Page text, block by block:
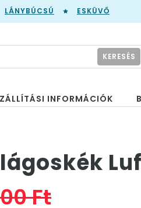
LÁNYBÚCSÚ ESKÜVŐ
KERESÉS
INFORMÁCIÓK
Ft